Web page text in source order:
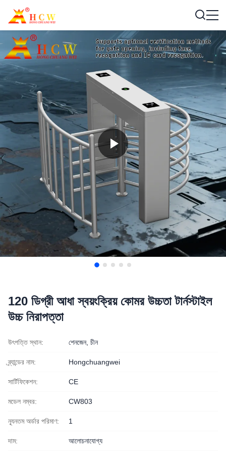
120 ডিগ্রী আধা স্বয়ংক্রিয় কোমর উচ্চতা টার্নস্টাইল
উচ্চ নিরাপত্তা
উৎপত্তি স্থান: শেনজেন, চীন
ব্র্যান্ডের নাম: Hongchuangwei
সার্টিফিকেশন: CE
মডেল নম্বর: CW803
ন্যূনতম অর্ডার পরিমাণ: 1
দাম: আলোচনাযোগ্য